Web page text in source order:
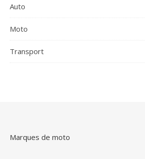
Auto
Moto
Transport
Marques de moto